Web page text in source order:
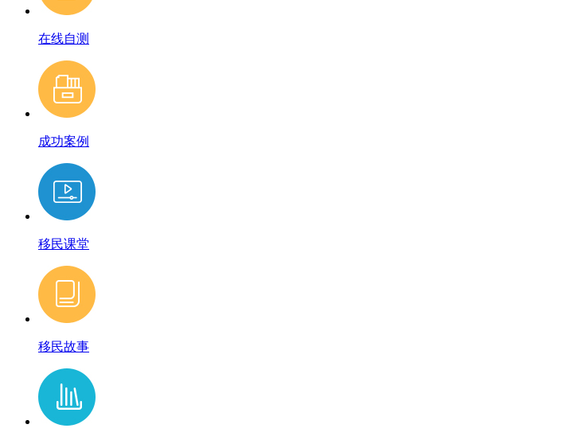
在线自测
成功案例
移民课堂
移民故事